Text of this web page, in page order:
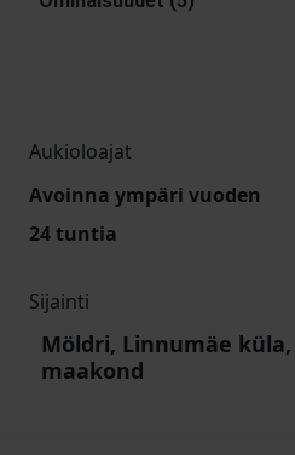
Aukioloajat
Avoinna ympäri vuoden
24 tuntia
Sijainti
Möldri, Linnumäe
maakond